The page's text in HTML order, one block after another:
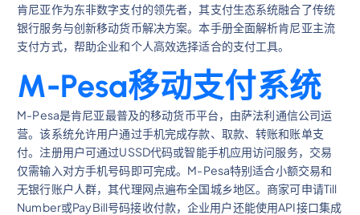
肯尼亚作为东非数字支付的领先者，其支付生态系统融合了传统
银行服务与创新移动货币解决方案。本手册全面解析肯尼亚主流
支付方式，帮助企业和个人高效选择适合的支付工具。
M-Pesa移动支付系统
M-Pesa是肯尼亚最普及的移动货币平台，由萨法利通信公司运
营。该系统允许用户通过手机完成存款、取款、转账和账单支
付。注册用户可通过USSD代码或智能手机应用访问服务，交易
仅需输入对方手机号码即可完成。M-Pesa特别适合小额交易和
无银行账户人群，其代理网点遍布全国城乡地区。商家可申请Till
Number或PayBill号码接收付款，企业用户还能使用API接口集成